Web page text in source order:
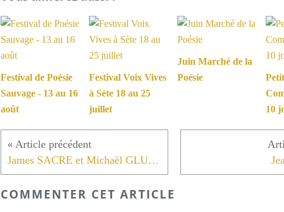
Festival de Poésie
Sauvage - 13 au 16
août
Festival Voix Vives
à Sète 18 au 25
juillet
Juin Marché de la
Poésie
10
James SACRE et Michaël GLUCK
COMMENTER CET ARTICLE